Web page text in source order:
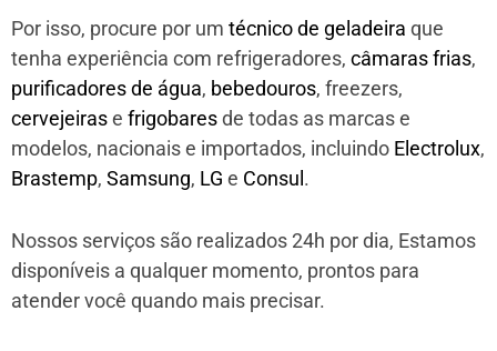
Por isso, procure por um técnico de geladeira que
tenha experiência com refrigeradores, câmaras frias,
purificadores de água, bebedouros, freezers,
cervejeirase frigobaresde todas as marcas e
modelos, nacionais e importados, incluindo Electrolux,
Brastemp, Samsung, LG e Consul .
Nossos serviços são realizados 24h por dia, Estamos
disponíveis a qualquer momento, prontos para
atender você quando mais precisar.